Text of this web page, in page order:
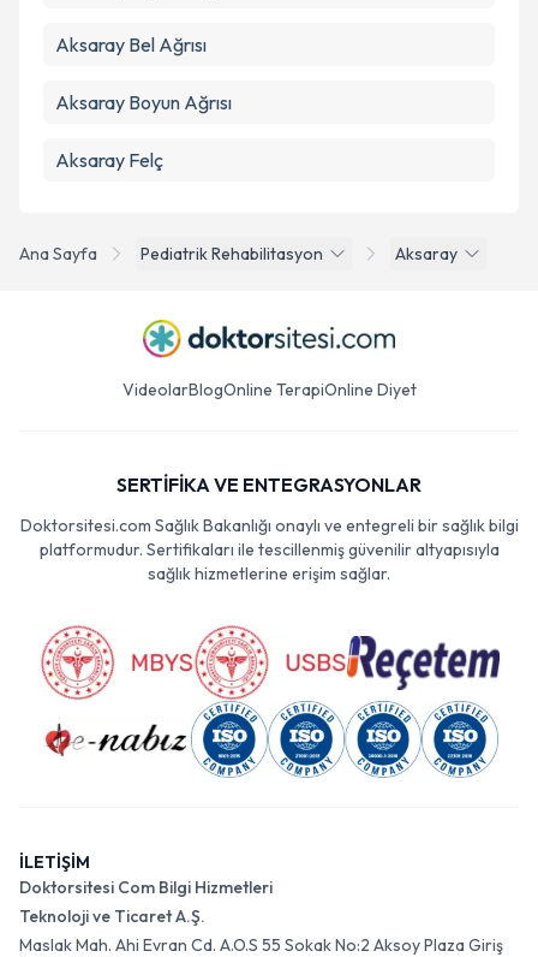
Ana Sayfa Pediatrik Rehabilitasyon Aksaray
Aksaray Bel Ağrısı
Aksaray Boyun Ağrısı
Aksaray Felç
VideolarBlogOnline TerapiOnline Diyet
SERTİFİKA VE ENTEGRASYONLAR
Doktorsitesi.com Sağlık Bakanlığı onaylı ve entegreli bir sağlık bilgi
platformudur. Sertifikaları ile tescillenmiş güvenilir altyapısıyla
sağlık hizmetlerine erişim sağlar.
İLETİŞİM
Doktorsitesi Com Bilgi Hizmetleri
Teknoloji ve Ticaret A.Ş.
Maslak Mah. Ahi Evran Cd. A.O.S 55 Sokak No:2 Aksoy Plaza Giriş